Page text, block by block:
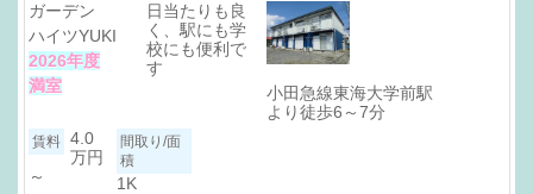
ガーデン
ハイツYUKI
2026年度
満室
日当たりも良
く、駅にも学
校にも便利で
す
小田急線東海大学前駅
より徒歩6～7分
4.0
万円
～
1K